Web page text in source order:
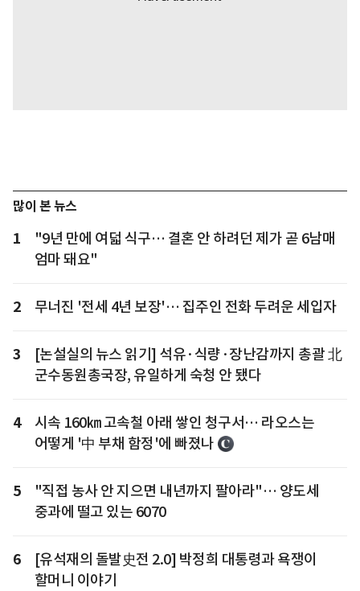
많이 본 뉴스
1
"9년 만에 여덟 식구… 결혼 안 하려던 제가 곧 6남매
엄마 돼요"
2 무너진 '전세 4년 보장'… 집주인 전화 두려운 세입자
3
[논설실의 뉴스 읽기] 석유·식량·장난감까지 총괄 北
군수동원총국장, 유일하게 숙청 안 됐다
4
시속 160㎞ 고속철 아래 쌓인 청구서… 라오스는
어떻게 '中 부채 함정'에 빠졌나
5
"직접 농사 안 지으면 내년까지 팔아라"… 양도세
중과에 떨고 있는 6070
6
[유석재의 돌발史전 2.0] 박정희 대통령과 욕쟁이
할머니 이야기